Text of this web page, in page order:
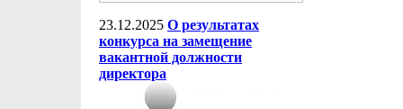
23.12.2025 О результатах
конкурса на замещение
вакантной должности
директора